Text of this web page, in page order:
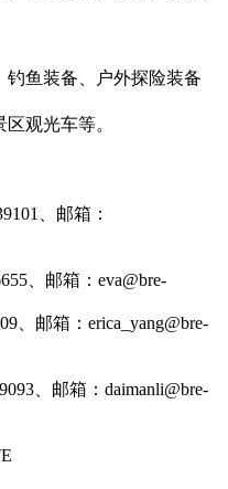
钓鱼装备、户外探险装备
观光车等。
、邮箱：
、邮箱：eva@bre-
、邮箱：erica_yang@bre-
、邮箱：daimanli@bre-